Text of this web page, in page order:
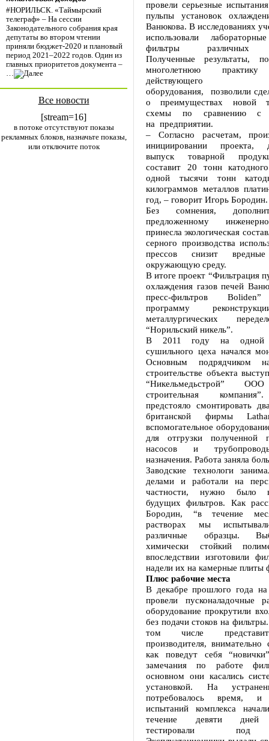
#НОРИЛЬСК. «Таймырский
телеграф» – На сессии
Законодательного собрания края
депутаты во втором чтении
приняли бюджет-2020 и плановый
период 2021–2022 годов. Один из
главных приоритетов документа –
…
Все новости
[stream=16]
в потоке отсутствуют показы
рекламных блоков, назначьте показы,
или отключите поток
провели серьезные
пульпы установок
Ванюкова. В исследованиях
использовали
фильтры различных
Полученные результаты,
многолетнюю практику
действующего
оборудования, позволили
о преимуществах новой
схемы по сравнению с
на предприятии.
– Согласно расчетам,
инициировании проекта,
выпуск товарной
составит 20 тонн
одной тысячи тонн
килограммов металлов
год, – говорит Игорь Бородин.
Без сомнения,
предложенному
принесла экологическая
серного производства
прессов снизит
окружающую среду.
В итоге проект “Фильтрация
охлаждения газов печей
пресс-фильтров
программу
металлургических
“Норильский никель”.
В 2011 году на одной
сушильного цеха начался
Основным подрядчиком
строительстве объекта
“Никельмедьстрой” ООО
строительная
предстояло смонтировать
британской фирмы
вспомогательное
для отгрузки полученной
насосов и
назначения. Работа заняла
Заводские технологи
делами и работали на
частности, нужно было
будущих фильтров. Как
Бородин, “в течение
растворах мы
различные образцы.
химически стойкий
впоследствии изготовили
надели их на камерные плиты
Плюс рабочие места
В декабре прошлого года
провели пусконаладочные
оборудование прокрутили
без подачи стоков на
том числе
производителя, внимательно
как поведут себя
замечания по работе
основном они касались
установкой. На
потребовалось время,
испытаний комплекса
течение девяти дней
тестировали под